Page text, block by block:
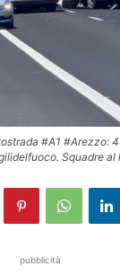
#A1 #Arezzo:
Squadre
pubblicità